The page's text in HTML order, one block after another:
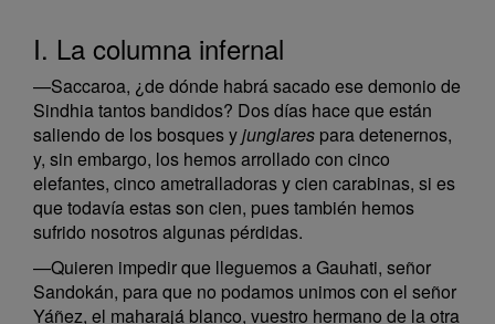
I. La columna infernal
—Saccaroa, ¿de dónde habrá sacado ese demonio de
Sindhia tantos bandidos? Dos días hace que están
saliendo de los bosques yjunglares para detenernos,
y, sin embargo, los hemos arrollado con cinco
elefantes, cinco ametralladoras y cien carabinas, si es
que todavía estas son cien, pues también hemos
sufrido nosotros algunas pérdidas.
—Quieren impedir que lleguemos a Gauhati, señor
Sandokán, para que no podamos unimos con el señor
Yáñez, el maharajá blanco, vuestro hermano de la otra